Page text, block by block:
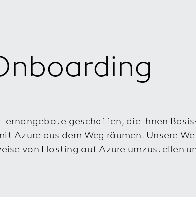
geschaffen, die Ihnen
Azure aus dem Weg räumen. Unsere
von Hosting auf Azure umzustellen